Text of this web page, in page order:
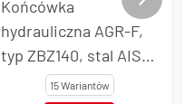
Końcówka
hydrauliczna AGR-F,
typ ZBZ140, stal AISI
15 Wariantów